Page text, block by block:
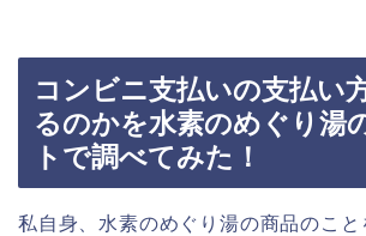
コンビニ支払いの支払い
るのかを水素のめぐり湯
トで調べてみた！
私自身、水素のめぐり湯の商品のこと